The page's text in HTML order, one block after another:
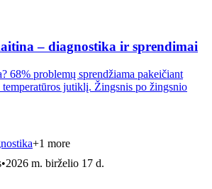
– diagnostika ir sprendimai
68% problemų sprendžiama pakeičiant
temperatūros jutiklį. Žingsnis po žingsnio
+1 more
•2026 m. birželio 17 d.